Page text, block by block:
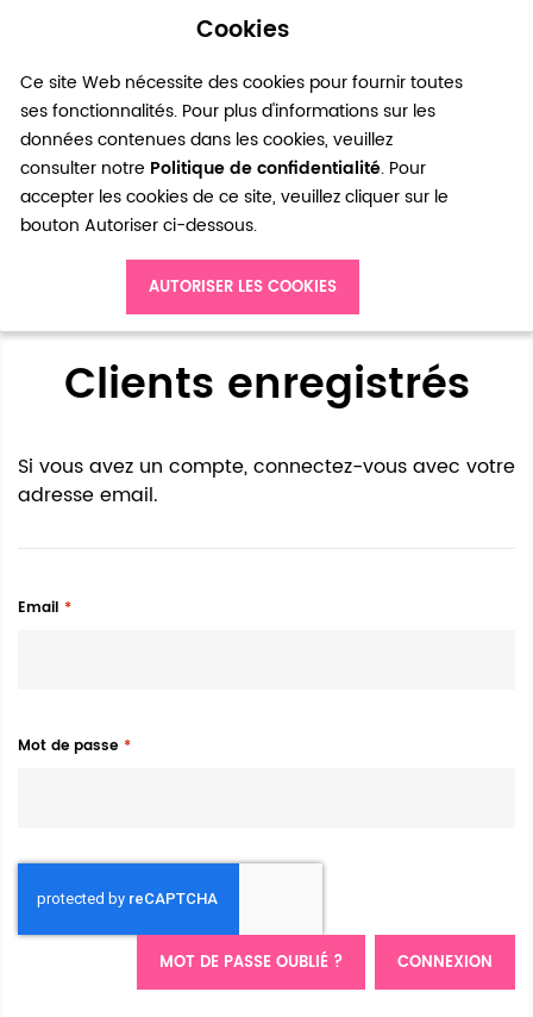
Cookies
Ce site Web nécessite des cookies pour fournir toutes
ses fonctionnalités. Pour plus d'informations sur les
données contenues dans les cookies, veuillez
consulter notre Politique de confidentialité. Pour
accepter les cookies de ce site, veuillez cliquer sur le
bouton Autoriser ci-dessous.
AUTORISER LES COOKIES
0
Accès client
Clients enregistrés
Si vous avez un compte, connectez-vous avec votre
adresse email.
Email
Mot de passe
CONNEXION
MOT DE PASSE OUBLIÉ ?